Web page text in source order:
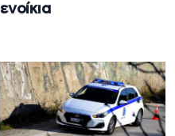
ενοίκια